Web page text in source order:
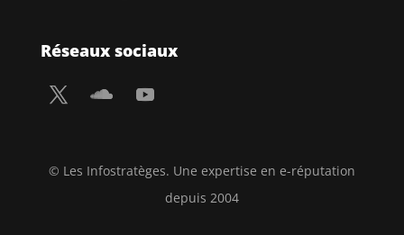
Réseaux sociaux
© Les Infostratèges. Une expertise en e-réputation
depuis 2004